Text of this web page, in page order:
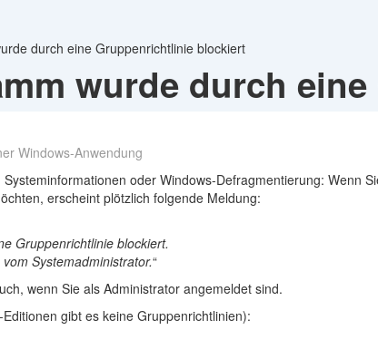
durch eine Gruppenrichtlinie blockiert
wurde durch
Windows-Anwendung
oder Windows-Defragmentierung: Wenn
erscheint plötzlich folgende Meldung:
Gruppenrichtlinie blockiert.
Systemadministrator.“
wenn Sie als Administrator angemeldet sind.
gibt es keine Gruppenrichtlinien):